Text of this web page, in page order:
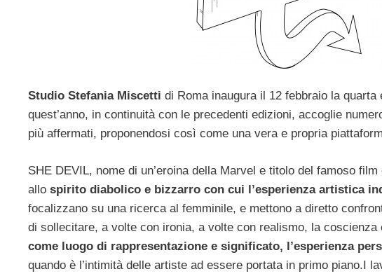
Studio Stefania Miscetti di Roma inaugura il 12 febbraio la
quest’anno, in continuità con le precedenti edizioni, accoglie
più affermati, proponendosi così come una vera e propria
SHE DEVIL, nome di un’eroina della Marvel e titolo del famoso
allo spirito diabolico e bizzarro con cui l’esperienza artistica
focalizzano su una ricerca al femminile, e mettono a diretto
di sollecitare, a volte con ironia, a volte con realismo, la
come luogo di rappresentazione e significato, l’esperienza
quando è l’intimità delle artiste ad essere portata in primo piano.I